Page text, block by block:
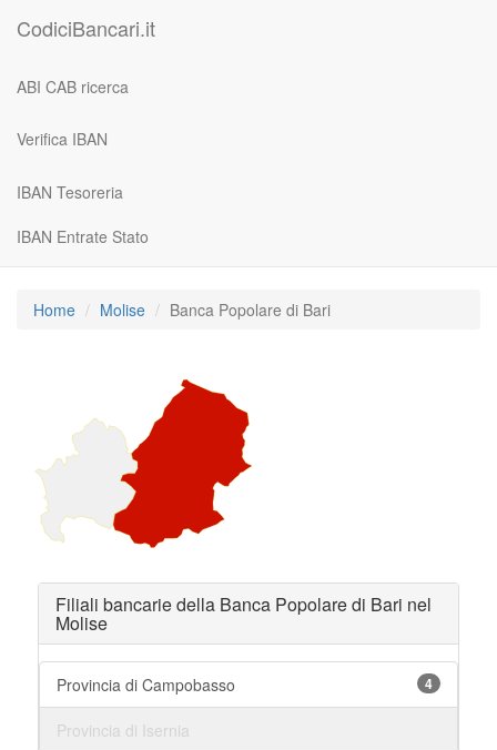
CodiciBancari.it
ABI CAB ricerca
Verifica IBAN
IBAN Tesoreria
IBAN Entrate Stato
Home Molise Banca Popolare di Bari
Filiali bancarie della Banca Popolare di Bari nel
Molise
Provincia di Campobasso 4
Provincia di Isernia